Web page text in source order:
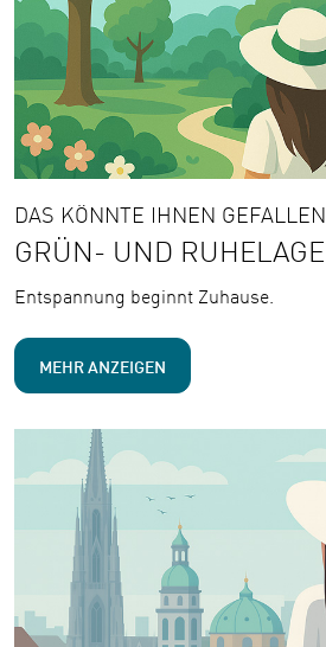
DAS KÖNNTE IHNEN GEFALLEN
GRÜN- UND RUHELAGE
Entspannung beginnt Zuhause.
MEHR ANZEIGEN